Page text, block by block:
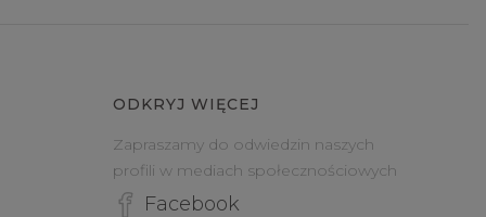
ODKRYJ WIĘCEJ
Zapraszamy do odwiedzin naszych
profili w mediach społecznościowych
Facebook